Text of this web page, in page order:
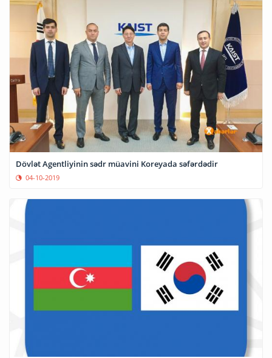
Dövlət Agentliyinin sədr müavini Koreyada səfərdədir
04-10-2019